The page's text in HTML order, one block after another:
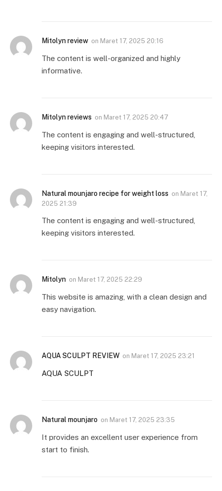
Mitolyn review on Maret 17, 2025 20:16
The content is well-organized and highly
informative.
Mitolyn reviews on Maret 17, 2025 20:47
The content is engaging and well-structured,
keeping visitors interested.
Natural mounjaro recipe for weight loss on Maret 17,
2025 21:39
The content is engaging and well-structured,
keeping visitors interested.
Mitolyn on Maret 17, 2025 22:29
This website is amazing, with a clean design and
easy navigation.
AQUA SCULPT REVIEW on Maret 17, 2025 23:21
AQUA SCULPT
Natural mounjaro on Maret 17, 2025 23:35
It provides an excellent user experience from
start to finish.